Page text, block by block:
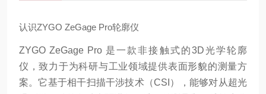
认识ZYGO ZeGage Pro轮廓仪
ZYGO ZeGage Pro 是一款非接触式的3D光学轮廓
仪，致力于为科研与工业领域提供表面形貌的测量方
案。它基于相干扫描干涉技术（CSI），能够对从超光